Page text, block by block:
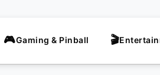
Gaming & Pinball